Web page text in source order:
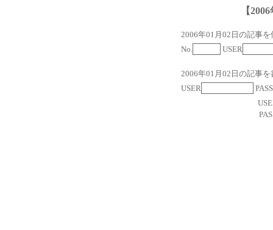
【
2006年01月02日の記事
No.
USER
2006年01月02日の記事を
USER
PASS